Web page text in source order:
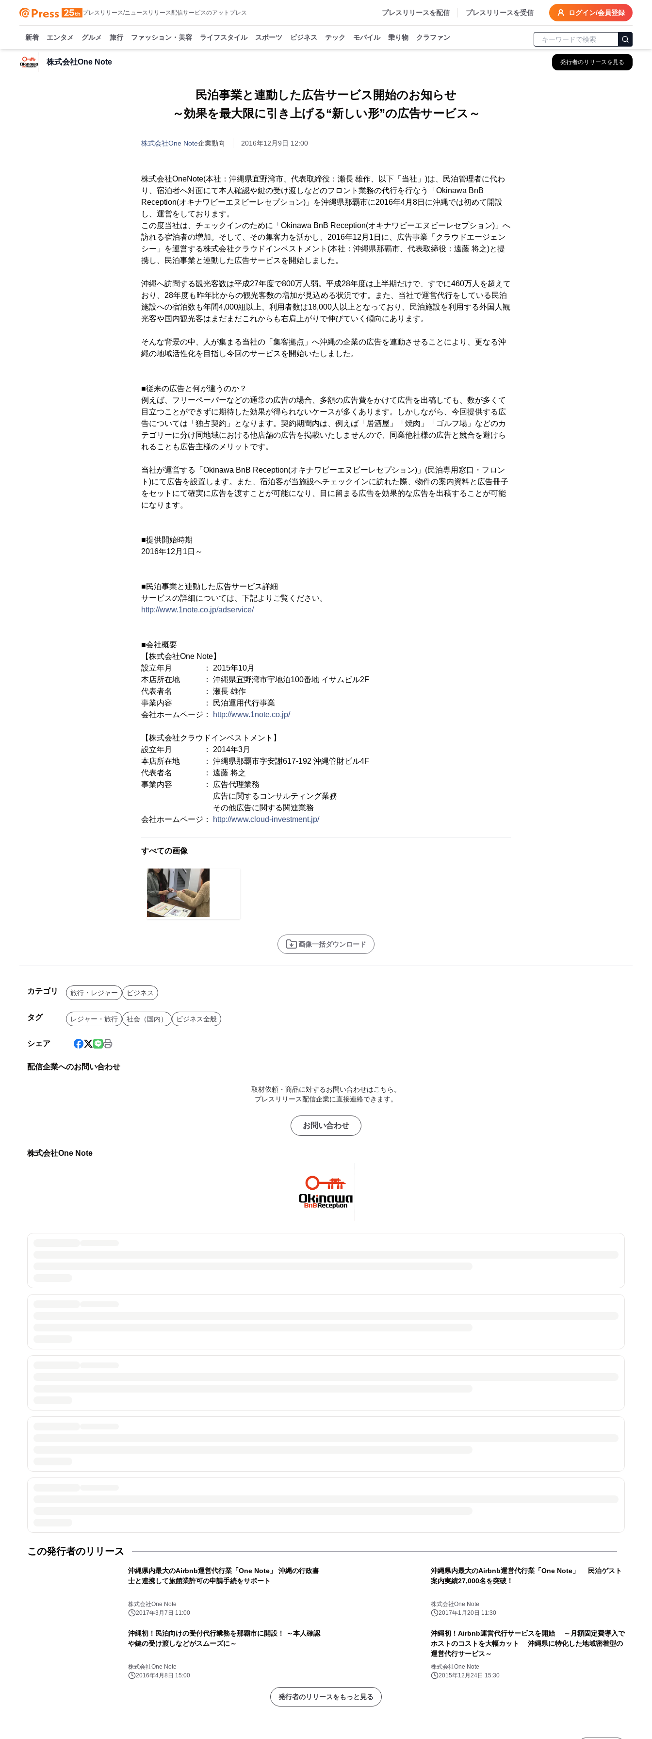
プレスリリース/ニュースリリース配信サービスのアットプレス プレスリリースを配信 プレスリリースを受信 ログイン/会員登録
新着 エンタメ グルメ 旅行 ファッション・美容 ライフスタイル スポーツ ビジネス テック モバイル 乗り物 クラファン
株式会社One Note 発行者のリリースを見る
民泊事業と連動した広告サービス開始のお知らせ
～効果を最大限に引き上げる“新しい形”の広告サービス～
株式会社One Note企業動向 2016年12月9日 12:00
株式会社OneNote(本社：沖縄県宜野湾市、代表取締役：瀬長 雄作、以下「当社」)は、民泊管理者に代わ
り、宿泊者へ対面にて本人確認や鍵の受け渡しなどのフロント業務の代行を行なう「Okinawa BnB
Reception(オキナワビーエヌビーレセプション)」を沖縄県那覇市に2016年4月8日に沖縄では初めて開設
し、運営をしております。
この度当社は、チェックインのために「Okinawa BnB Reception(オキナワビーエヌビーレセプション)」へ
訪れる宿泊者の増加。そして、その集客力を活かし、2016年12月1日に、広告事業「クラウドエージェン
シー」を運営する株式会社クラウドインベストメント(本社：沖縄県那覇市、代表取締役：遠藤 将之)と提
携し、民泊事業と連動した広告サービスを開始しました。
沖縄へ訪問する観光客数は平成27年度で800万人弱。平成28年度は上半期だけで、すでに460万人を超えて
おり、28年度も昨年比からの観光客数の増加が見込める状況です。また、当社で運営代行をしている民泊
施設への宿泊数も年間4,000組以上、利用者数は18,000人以上となっており、民泊施設を利用する外国人観
光客や国内観光客はまだまだこれからも右肩上がりで伸びていく傾向にあります。
そんな背景の中、人が集まる当社の「集客拠点」へ沖縄の企業の広告を連動させることにより、更なる沖
縄の地域活性化を目指し今回のサービスを開始いたしました。
■従来の広告と何が違うのか？
例えば、フリーペーパーなどの通常の広告の場合、多額の広告費をかけて広告を出稿しても、数が多くて
目立つことができずに期待した効果が得られないケースが多くあります。しかしながら、今回提供する広
告については「独占契約」となります。契約期間内は、例えば「居酒屋」「焼肉」「ゴルフ場」などのカ
テゴリーに分け同地域における他店舗の広告を掲載いたしませんので、同業他社様の広告と競合を避けら
れることも広告主様のメリットです。
当社が運営する「Okinawa BnB Reception(オキナワビーエヌビーレセプション)」(民泊専用窓口・フロン
ト)にて広告を設置します。また、宿泊客が当施設へチェックインに訪れた際、物件の案内資料と広告冊子
をセットにて確実に広告を渡すことが可能になり、目に留まる広告を効果的な広告を出稿することが可能
になります。
■提供開始時期
2016年12月1日～
■民泊事業と連動した広告サービス詳細
サービスの詳細については、下記よりご覧ください。
http://www.1note.co.jp/adservice/
■会社概要
【株式会社One Note】
設立年月 ： 2015年10月
本店所在地 ： 沖縄県宜野湾市宇地泊100番地 イサムビル2F
代表者名 ： 瀬長 雄作
事業内容 ： 民泊運用代行事業
会社ホームページ：
http://www.1note.co.jp/
【株式会社クラウドインベストメント】
設立年月 ： 2014年3月
本店所在地 ： 沖縄県那覇市字安謝617-192 沖縄管財ビル4F
代表者名 ： 遠藤 将之
事業内容 ： 広告代理業務
広告に関するコンサルティング業務
その他広告に関する関連業務
会社ホームページ：
http://www.cloud-investment.jp/
すべての画像
画像一括ダウンロード
カテゴリ 旅行・レジャー ビジネス
タグ レジャー・旅行 社会（国内） ビジネス全般
シェア
配信企業へのお問い合わせ
取材依頼・商品に対するお問い合わせはこちら。
プレスリリース配信企業に直接連絡できます。
お問い合わせ
株式会社One Note
この発行者のリリース
沖縄県内最大のAirbnb運営代行業「One Note」 沖縄の行政書
士と連携して旅館業許可の申請手続をサポート
株式会社One Note
2017年3月7日 11:00
沖縄県内最大のAirbnb運営代行業「One Note」 民泊ゲスト
案内実績27,000名を突破！
株式会社One Note
2017年1月20日 11:30
沖縄初！民泊向けの受付代行業務を那覇市に開設！ ～本人確認
や鍵の受け渡しなどがスムーズに～
株式会社One Note
2016年4月8日 15:00
沖縄初！Airbnb運営代行サービスを開始 ～月額固定費導入で
ホストのコストを大幅カット 沖縄県に特化した地域密着型の
運営代行サービス～
株式会社One Note
2015年12月24日 15:30
発行者のリリースをもっと見る